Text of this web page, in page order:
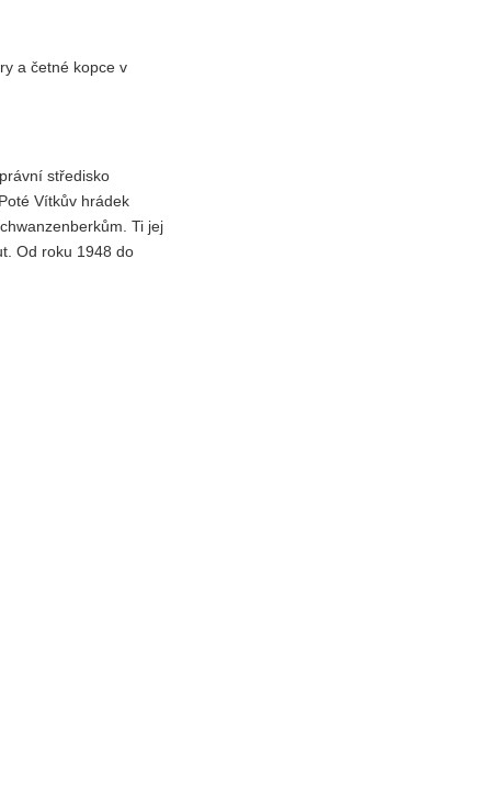
a četné kopce v
středisko
Vítkův hrádek
Ti jej
Od roku 1948 do